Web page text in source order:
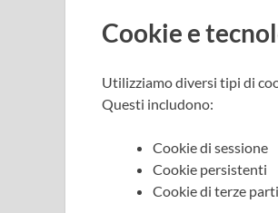
Cookie e
Utilizziamo diversi tipi di
Questi includono:
Cookie di sessione
Cookie persistenti
Cookie di terze parti